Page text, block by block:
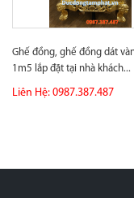
Ghế đồng, ghế đồng dát
1m5 lắp đặt tại nhà khách...
Liên Hệ: 0987.387.487